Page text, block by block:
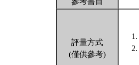
評量方式
(僅供參考)